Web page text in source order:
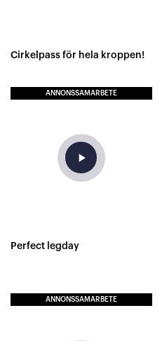
Cirkelpass för hela kroppen!
ANNONSSAMARBETE
play_arrow
Perfect legday
ANNONSSAMARBETE